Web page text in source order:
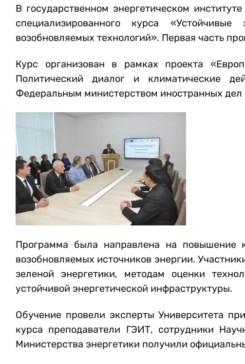
В государственном энергетическом
специализированного курса
возобновляемых технологий». Первая часть
Курс организован в рамках проекта
Политический диалог и климатические
Федеральным министерством иностранных дел
Программа была направлена на повышение
возобновляемых источников энергии.
зеленой энергетики, методам оценки
устойчивой энергетической инфраструктуры.
Обучение провели эксперты Университета
курса преподаватели ГЭИТ, сотрудники
Министерства энергетики получили